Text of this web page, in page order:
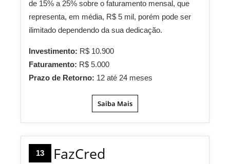
de 15% a 25% sobre o faturamento mensal, que
representa, em média, R$ 5 mil, porém pode ser
ilimitado dependendo da sua dedicação.
Investimento: R$ 10.900
Faturamento: R$ 5.000
Prazo de Retorno: 12 até 24 meses
Saiba Mais
13 FazCred